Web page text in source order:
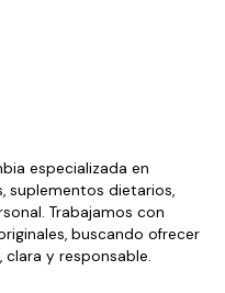
especializada en
suplementos dietarios,
Trabajamos con
buscando ofrecer
clara y responsable.